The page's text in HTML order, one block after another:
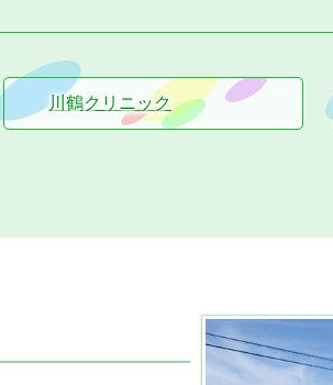
川鶴クリニック